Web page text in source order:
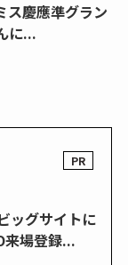
ス慶應準グラン
に...
ッグサイトに
来場登録...